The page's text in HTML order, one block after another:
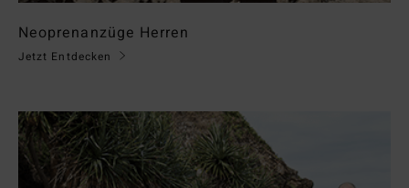
Neoprenanzüge Herren
Jetzt Entdecken